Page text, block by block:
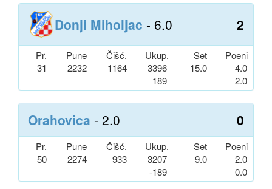
Donji Miholjac - 6.0 2
Pr. Pune Čišć. Ukup. Set
Poeni
31
2232 1164
3396
189
15.0
4.0
2.0
Orahovica - 2.0 0
Pr. Pune Čišć. Ukup. Set
Poeni
50
2274 933
3207
-189
9.0
2.0
0.0